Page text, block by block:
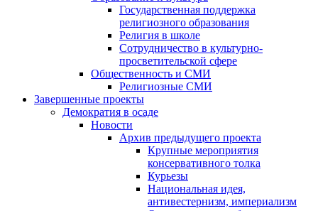
Государственная поддержка
религиозного образования
Религия в школе
Сотрудничество в культурно-
просветительской сфере
Общественность и СМИ
Религиозные СМИ
Завершенные проекты
Демократия в осаде
Новости
Архив предыдущего проекта
Крупные мероприятия
консервативного толка
Курьезы
Национальная идея,
антивестернизм, империализм